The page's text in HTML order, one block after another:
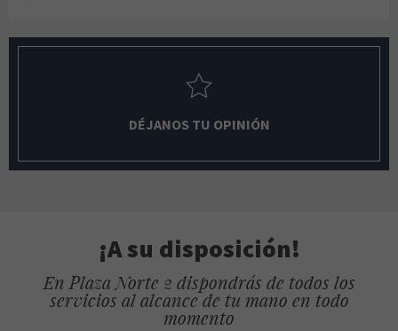
DÉJANOS TU OPINIÓN
¡A su disposición!
En Plaza Norte 2 dispondrás de todos los
servicios al alcance de tu mano en todo
momento